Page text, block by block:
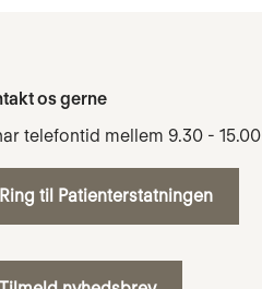
os gerne
telefontid mellem 9.30 - 15.00
Ring til Patienterstatningen